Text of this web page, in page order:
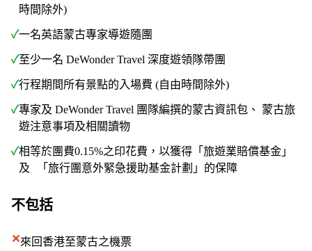
時間除外)
✓一名英語蒙古專家導遊隨團
✓至少一名 DeWonder Travel 深度遊領隊帶團
✓行程期間所有景點的入場費 (自由時間除外)
✓專家及 DeWonder Travel 團隊編撰的蒙古資訊包、 蒙古旅
遊注意事項及相關讀物
✓相等於團費0.15%之印花費，以獲得「旅遊業賠償基金」
及 「旅行團意外緊急援助基金計劃」的保障
不包括
✕來回香港至蒙古之機票